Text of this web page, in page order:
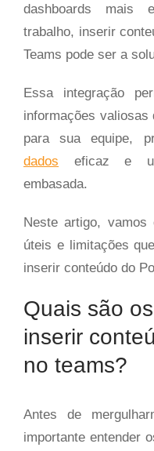
dashboards mais
trabalho, inserir
Teams pode ser a
Essa integração
informações
para sua equipe,
dados eficaz e
embasada.
Neste artigo, vamos
úteis e limitações
inserir conteúdo do
Quais são
inserir
no teams?
Antes de
importante entender